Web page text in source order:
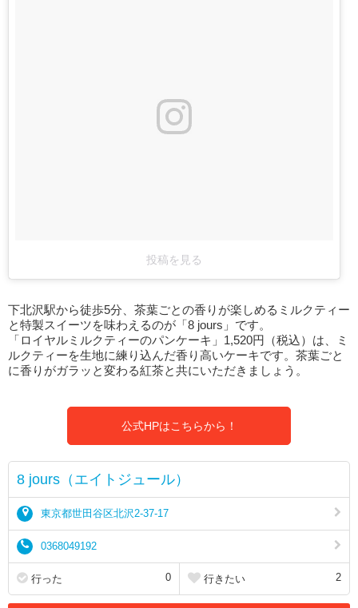
投稿を見る
下北沢駅から徒歩5分、茶葉ごとの香りが楽しめるミルクティー
と特製スイーツを味わえるのが「8 jours」です。
「ロイヤルミルクティーのパンケーキ」1,520円（税込）は、ミ
ルクティーを生地に練り込んだ香り高いケーキです。茶葉ごと
に香りがガラッと変わる紅茶と共にいただきましょう。
公式HPはこちらから！
8 jours（エイトジュール）
東京都世田谷区北沢2-37-17
0368049192
行った 0 行きたい 2